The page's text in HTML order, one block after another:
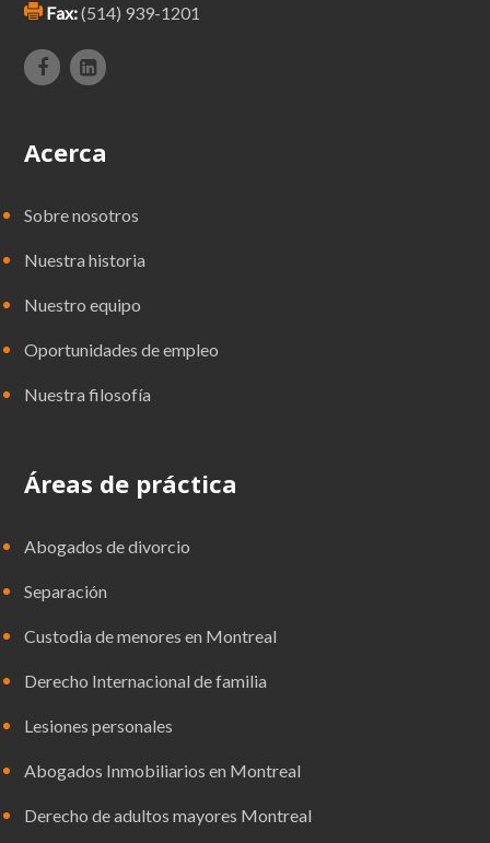
Fax:(514) 939-1201
Acerca
Sobre nosotros
Nuestra historia
Nuestro equipo
Oportunidades de empleo
Nuestra filosofía
Áreas de práctica
Abogados de divorcio
Separación
Custodia de menores en Montreal
Derecho Internacional de familia
Lesiones personales
Abogados Inmobiliarios en Montreal
Derecho de adultos mayores Montreal